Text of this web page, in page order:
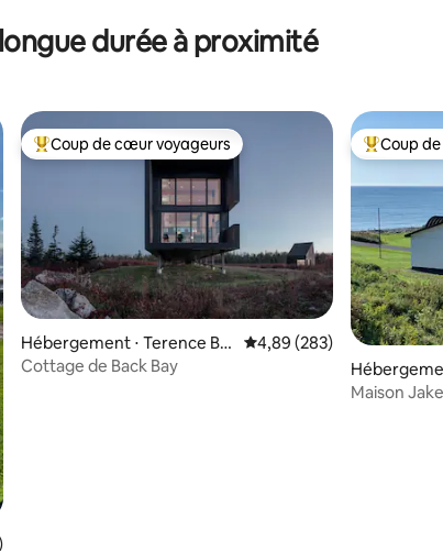
durée à proximité
sur 5
moyenne sur la base de 29 commentaires : 4,9 sur 5
Coups de cœur voyageurs les plus appréciés
Coup de cœur voyageurs
Hébergement ⋅ Terence Ba
y
Évaluation moyenne sur
4,89 (283)
Cottage de Back Bay
Coups de
Coup
Maison